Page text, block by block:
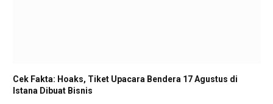
Cek Fakta: Hoaks, Tiket Upacara Bendera 17 Agustus di
Istana Dibuat Bisnis